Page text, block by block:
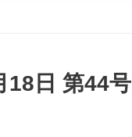
18日 第44号